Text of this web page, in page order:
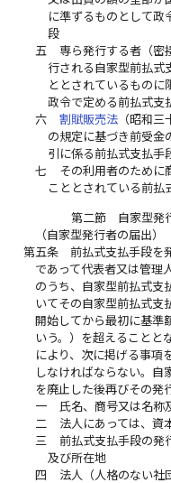
に準ずるものとして政
段
五
専ら発行する者（密
行される自家型前払式
ととされているものに
政令で定める前払式支
六
割賦販売法（昭和三
の規定に基づき前受金
引に係る前払式支払手
七
その利用者のために
こととされている前払
第二節 自家型発
（自家型発行者の届出）
第五条
前払式支払手段を
であって代表者又は管理
のうち、自家型前払式支
いてその自家型前払式支
開始してから最初に基準
いう。）を超えることと
により、次に掲げる事項
しなければならない。自
を廃止した後再びその発
一
氏名、商号又は名称
二
法人にあっては、資
三
前払式支払手段の発
及び所在地
四
法人（人格のない社